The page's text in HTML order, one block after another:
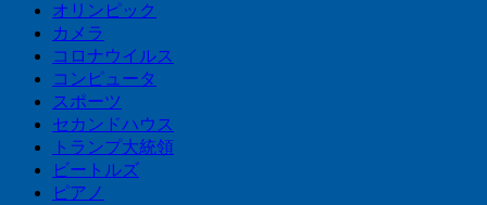
オリンピック
カメラ
コロナウイルス
コンピュータ
スポーツ
セカンドハウス
トランプ大統領
ビートルズ
ピアノ